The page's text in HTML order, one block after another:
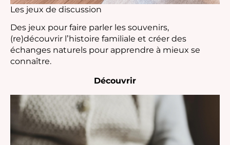
Les jeux de discussion
Des jeux pour faire parler les souvenirs,
(re)découvrir l’histoire familiale et créer des
échanges naturels pour apprendre à mieux se
connaître.
Découvrir